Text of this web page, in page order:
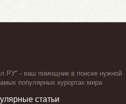
- ваш помощник в поиске нужной
популярных курортах мира
статьи